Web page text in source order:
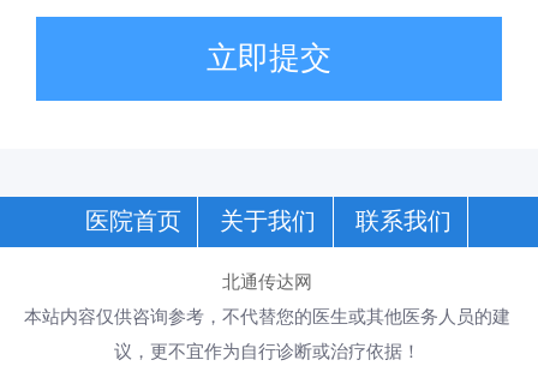
立即提交
医院首页 关于我们 联系我们
北通传达网
本站内容仅供咨询参考，不代替您的医生或其他医务人员的建
议，更不宜作为自行诊断或治疗依据！